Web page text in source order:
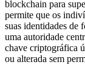
blockchain para
permite que os
suas identidades de
uma autoridade
chave criptográfica
ou alterada sem